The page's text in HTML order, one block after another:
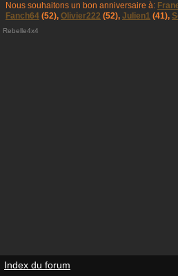
Nous souhaitons un bon anniversaire à:
Fanch64 (52), Olivier222 (52), Julien1 (41),
Rebelle4x4
Index du forum